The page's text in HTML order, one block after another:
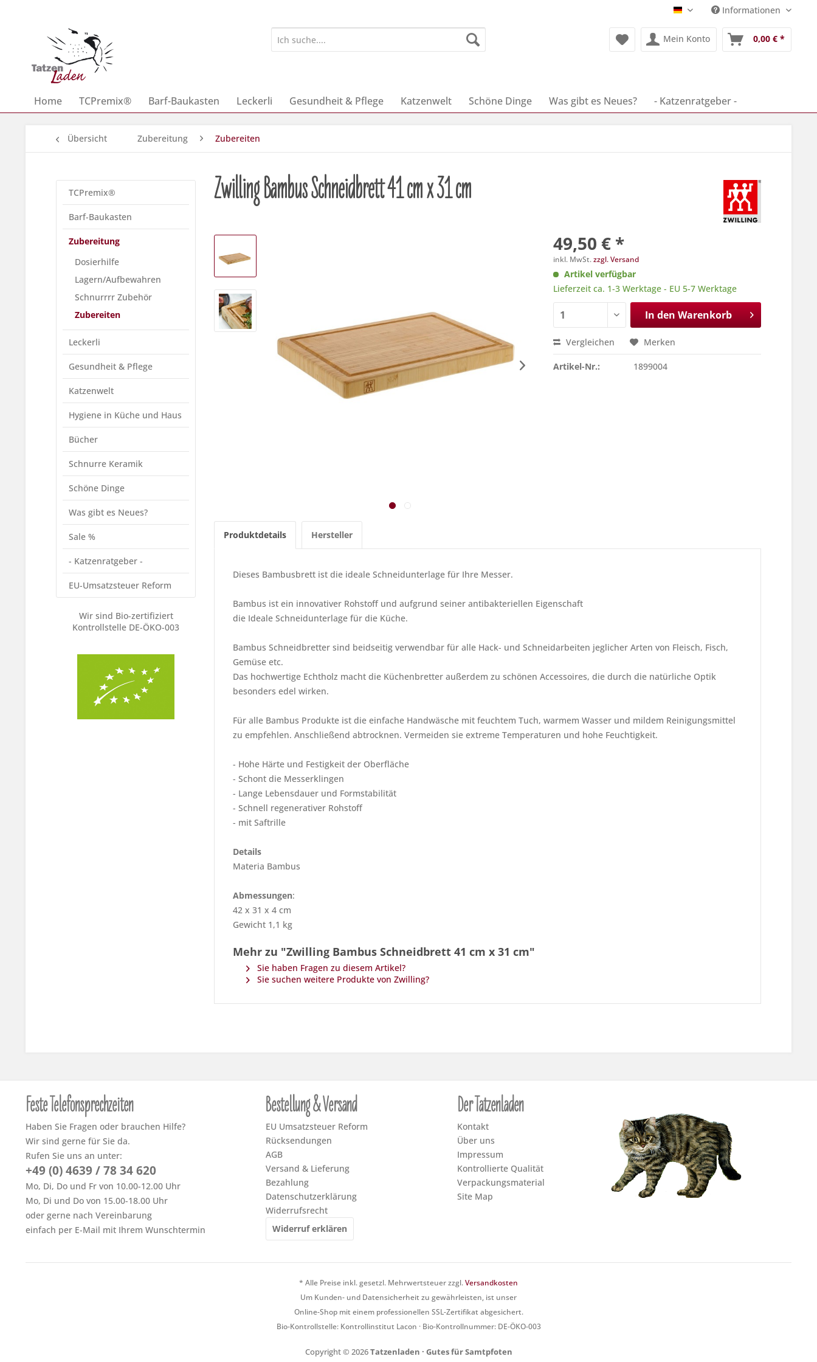
Deutsch Informationen
Mein Konto 0,00 € *
Home TCPremix® Barf-Baukasten Leckerli Gesundheit & Pflege Katzenwelt Schöne Dinge Was gibt es Neues? - Katzenratgeber -
Übersicht Zubereitung Zubereiten
TCPremix®
Barf-Baukasten
Zubereitung
Dosierhilfe
Lagern/Aufbewahren
Schnurrrr Zubehör
Zubereiten
Leckerli
Gesundheit & Pflege
Katzenwelt
Hygiene in Küche und Haus
Bücher
Schnurre Keramik
Schöne Dinge
Was gibt es Neues?
Sale %
- Katzenratgeber -
EU-Umsatzsteuer Reform
Wir sind Bio-zertifiziert
Kontrollstelle DE-ÖKO-003
Zwilling Bambus Schneidbrett 41 cm x 31 cm
49,50 € *
inkl. MwSt.zzgl. Versand
Artikel verfügbar
Lieferzeit ca. 1-3 Werktage - EU 5-7 Werktage
In den Warenkorb
Vergleichen Merken
Artikel-Nr.: 1899004
Produktdetails Hersteller
Dieses Bambusbrett ist die ideale Schneidunterlage für Ihre Messer.
Bambus ist ein innovativer Rohstoff und aufgrund seiner antibakteriellen Eigenschaft
die Ideale Schneidunterlage für die Küche.
Bambus Schneidbretter sind beidseitig verwendbar für alle Hack- und Schneidarbeiten jeglicher Arten von Fleisch, Fisch,
Gemüse etc.
Das hochwertige Echtholz macht die Küchenbretter außerdem zu schönen Accessoires, die durch die natürliche Optik
besonders edel wirken.
Für alle Bambus Produkte ist die einfache Handwäsche mit feuchtem Tuch, warmem Wasser und mildem Reinigungsmittel
zu empfehlen. Anschließend abtrocknen. Vermeiden sie extreme Temperaturen und hohe Feuchtigkeit.
- Hohe Härte und Festigkeit der Oberfläche
- Schont die Messerklingen
- Lange Lebensdauer und Formstabilität
- Schnell regenerativer Rohstoff
- mit Saftrille
Details
Materia Bambus
Abmessungen:
42 x 31 x 4 cm
Gewicht 1,1 kg
Mehr zu "Zwilling Bambus Schneidbrett 41 cm x 31 cm"
Sie haben Fragen zu diesem Artikel?
Sie suchen weitere Produkte von Zwilling?
Feste Telefonsprechzeiten
Haben Sie Fragen oder brauchen Hilfe?
Wir sind gerne für Sie da.
Rufen Sie uns an unter:
+49 (0) 4639 / 78 34 620
Mo, Di, Do und Fr von 10.00-12.00 Uhr
Mo, Di und Do von 15.00-18.00 Uhr
oder gerne nach Vereinbarung
einfach per E-Mail mit Ihrem Wunschtermin
Bestellung & Versand
EU Umsatzsteuer Reform
Rücksendungen
AGB
Versand & Lieferung
Bezahlung
Datenschutzerklärung
Widerrufsrecht
Widerruf erklären
Der Tatzenladen
Kontakt
Über uns
Impressum
Kontrollierte Qualität
Verpackungsmaterial
Site Map
* Alle Preise inkl. gesetzl. Mehrwertsteuer zzgl.Versandkosten
Um Kunden- und Datensicherheit zu gewährleisten, ist unser
Online-Shop mit einem professionellen SSL-Zertifikat abgesichert.
Bio-Kontrollstelle: Kontrollinstitut Lacon · Bio-Kontrollnummer: DE-ÖKO-003
Copyright © 2026Tatzenladen · Gutes für Samtpfoten